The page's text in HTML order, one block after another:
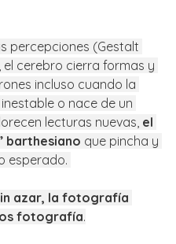
percepciones (Gestalt
el cerebro cierra formas y
incluso cuando la
o nace de un
lecturas nuevas, el
barthesiano que pincha y
esperado.
azar, la fotografía
fotografía.